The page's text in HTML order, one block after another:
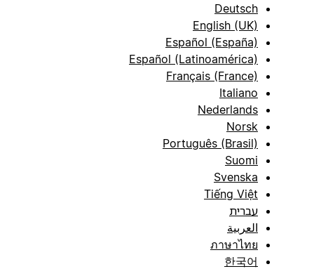
Deutsch
English (UK)
Español (España)
Español (Latinoamérica)
Français (France)
Italiano
Nederlands
Norsk
Português (Brasil)
Suomi
Svenska
Tiếng Việt
עברית
العربية
ภาษาไทย
한국어